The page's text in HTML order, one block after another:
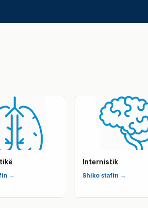
→
Internistik
Shiko stafin →